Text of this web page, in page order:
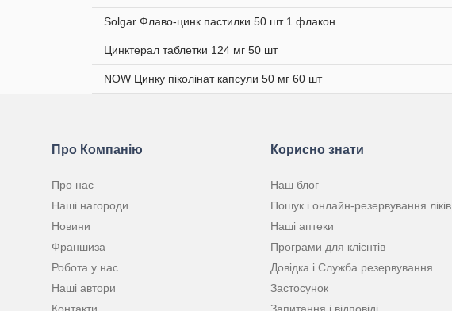
Solgar Флаво-цинк пастилки 50 шт 1 флакон
Цинктерал таблетки 124 мг 50 шт
NOW Цинку піколінат капсули 50 мг 60 шт
Про Компанію
Про нас
Наші нагороди
Новини
Франшиза
Робота у нас
Наші автори
Корисно знати
Наш блог
Пошук і онлайн-резервування ліків
Наші аптеки
Програми для клієнтів
Довідка і Служба резервування
Застосунок